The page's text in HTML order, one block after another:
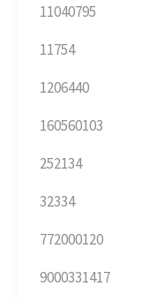
11040795
11754
1206440
160560103
252134
32334
772000120
9000331417